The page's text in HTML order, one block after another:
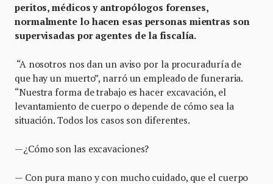
peritos, médicos y antropólogos forenses,
normalmente lo hacen esas personas mientras son
supervisadas por agentes de la fiscalía.
“A nosotros nos dan un aviso por la procuraduría de
que hay un muerto”, narró un empleado de funeraria.
“Nuestra forma de trabajo es hacer excavación, el
levantamiento de cuerpo o depende de cómo sea la
situación. Todos los casos son diferentes.
—¿Cómo son las excavaciones?
— Con pura mano y con mucho cuidado, que el cuerpo